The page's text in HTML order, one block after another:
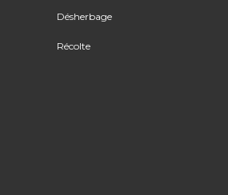
Désherbage
Récolte